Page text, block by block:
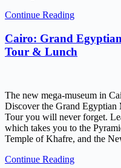
Continue Reading
Cairo: Grand
Tour & Lunch
The new mega-museum in
Discover the Grand Egyptian
Tour you will never forget.
which takes you to the
Temple of Khafre, and the
Continue Reading